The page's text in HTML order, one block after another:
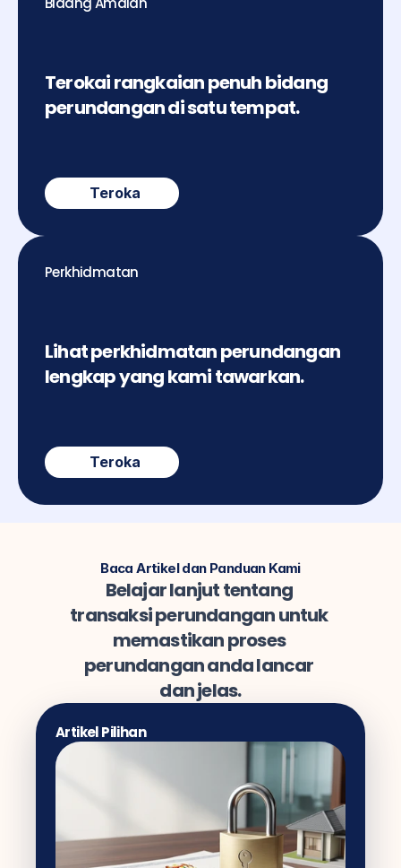
Terokai rangkaian penuh bidang
perundangan di satu tempat.
Teroka
Perkhidmatan
Lihat perkhidmatan perundangan
lengkap yang kami tawarkan.
Teroka
Baca Artikel dan Panduan Kami
Belajar lanjut tentang
transaksi perundangan untuk
memastikan proses
perundangan anda lancar
dan jelas.
Artikel Pilihan